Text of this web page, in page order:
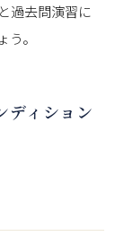
過去問演習に
。
ディション